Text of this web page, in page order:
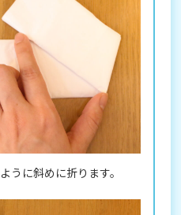
うに斜めに折ります。